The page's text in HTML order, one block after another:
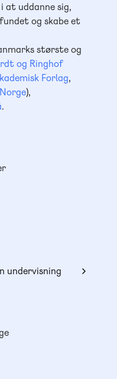
at uddanne sig,
og skabe et
største og
og Ringhof
Forlag,
Norge),
.
undervisning